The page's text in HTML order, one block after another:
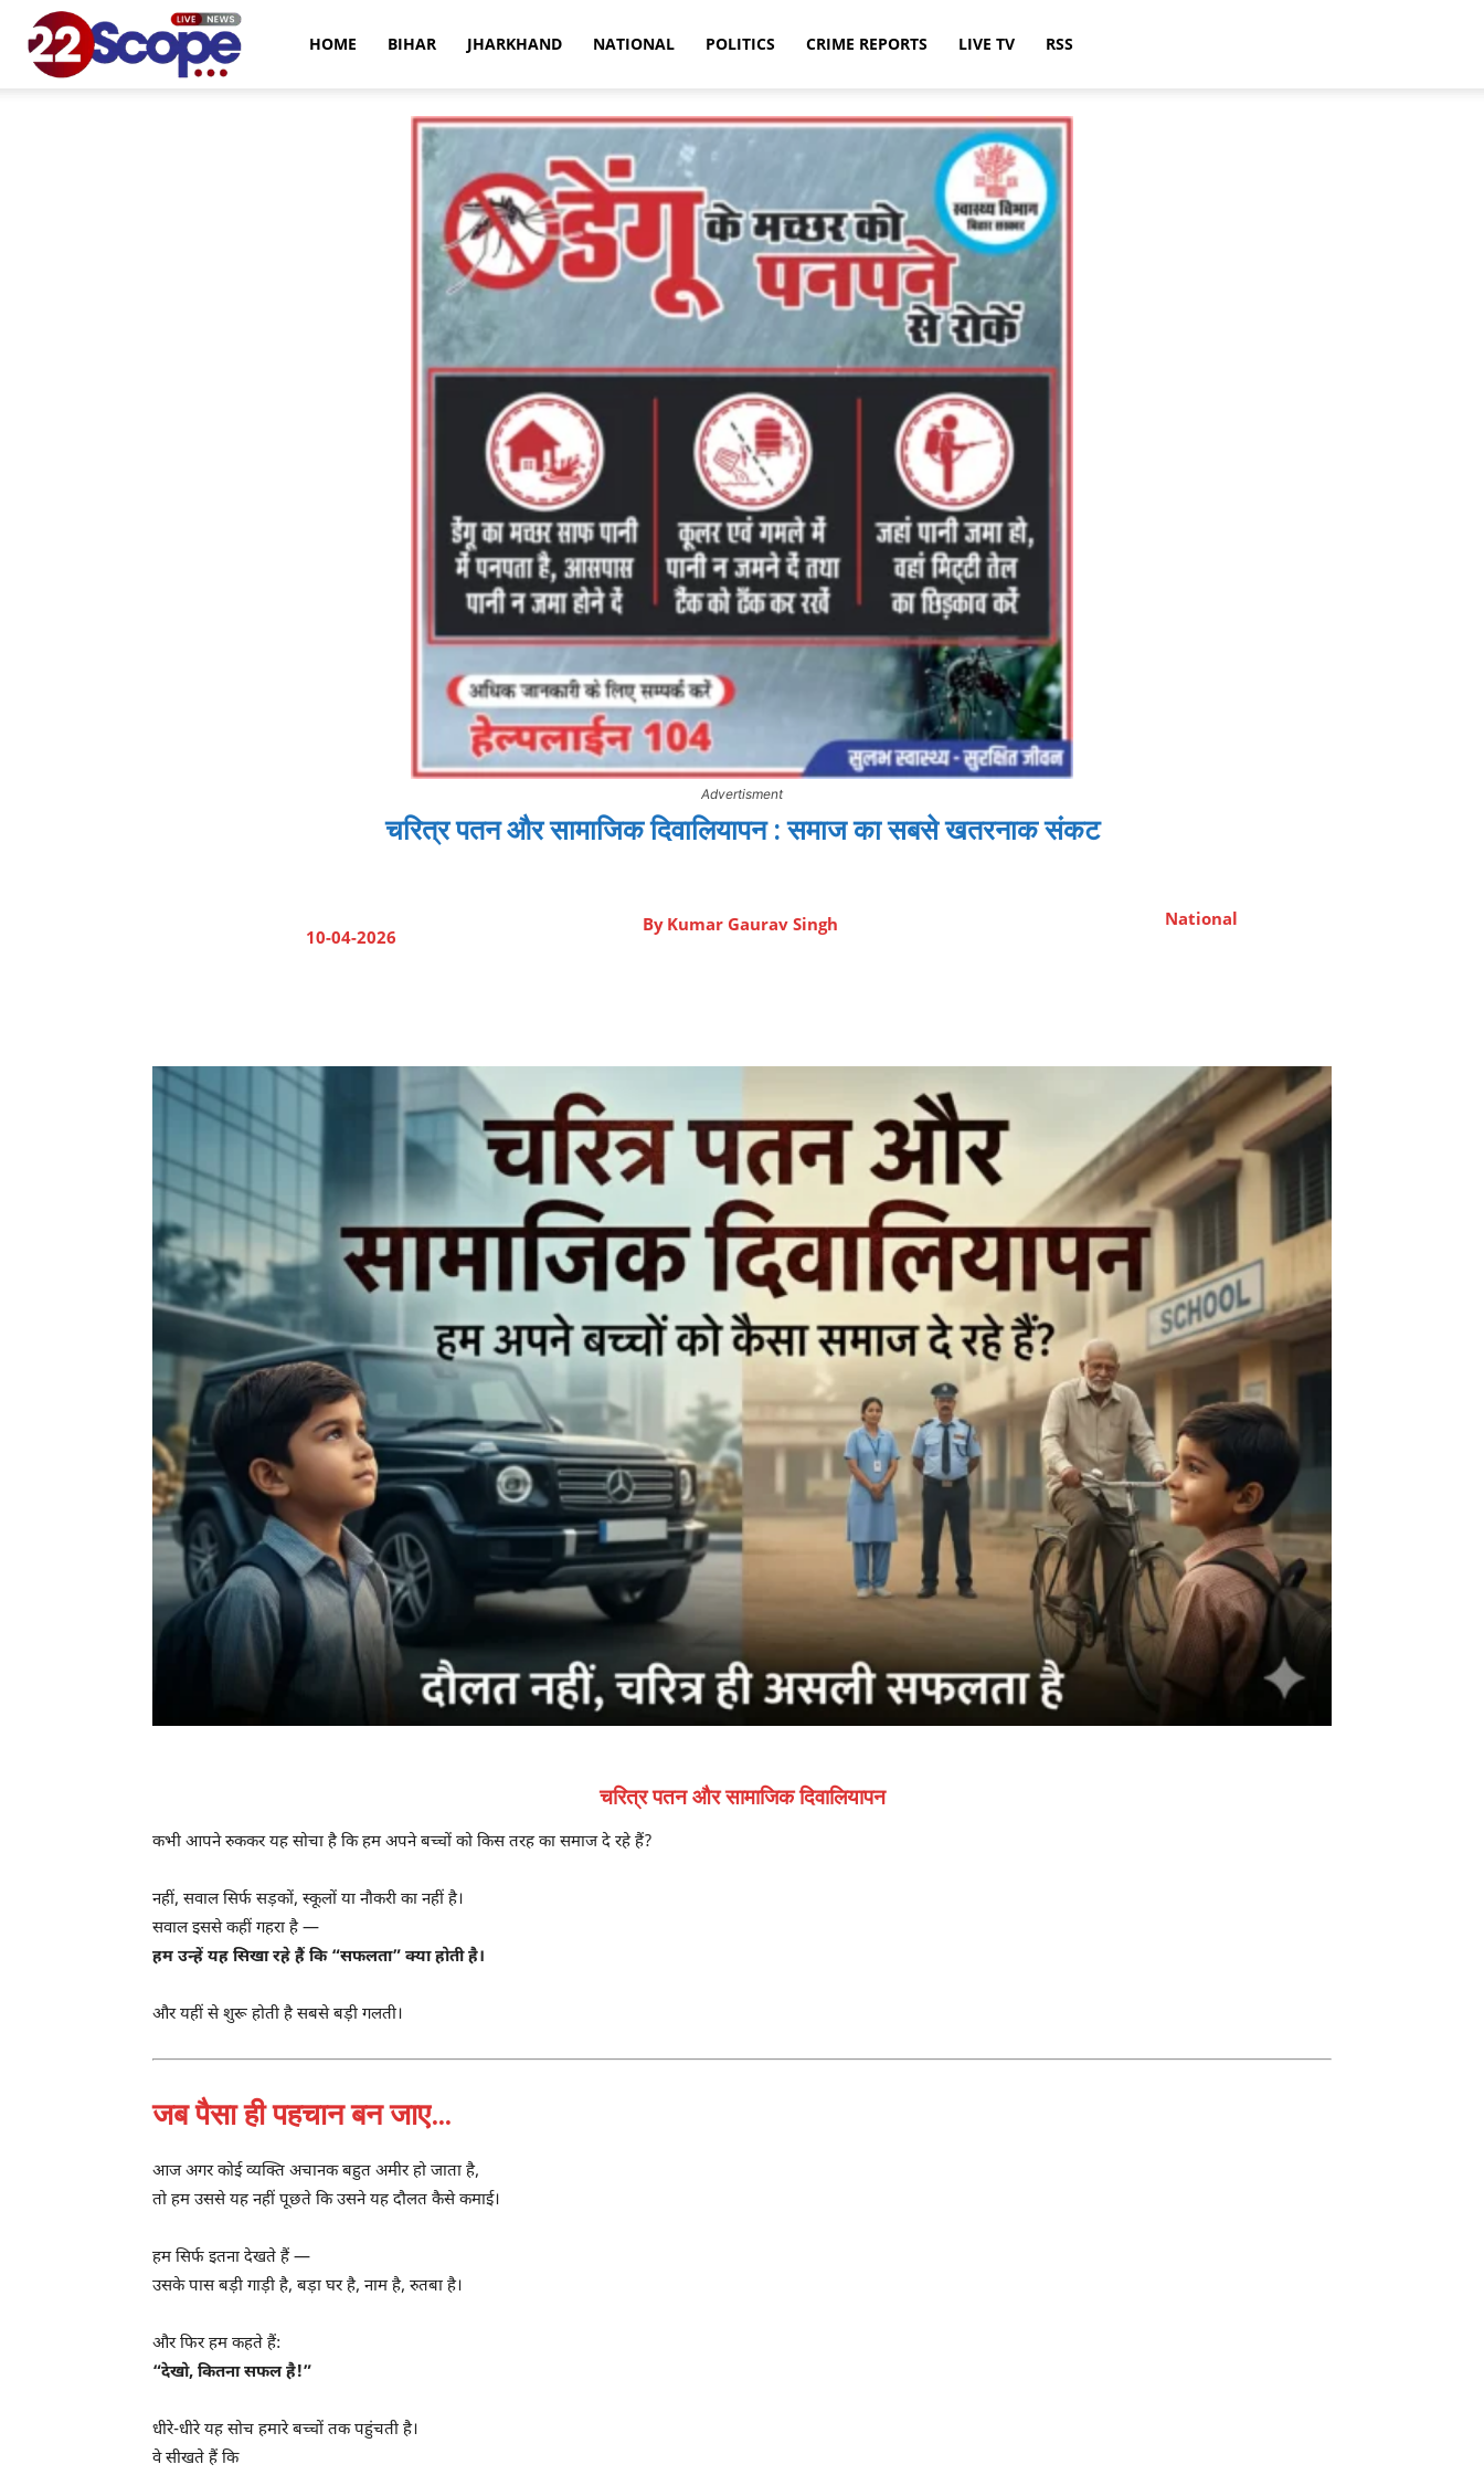
HOME BIHAR JHARKHAND NATIONAL POLITICS CRIME REPORTS LIVE TV RSS
Advertisment
चरित्र पतन और सामाजिक दिवालियापन : समाज का सबसे खतरनाक संकट
10-04-2026
By Kumar Gaurav Singh National
चरित्र पतन और सामाजिक दिवालियापन
कभी आपने रुककर यह सोचा है कि हम अपने बच्चों को किस तरह का समाज दे रहे हैं?
नहीं, सवाल सिर्फ सड़कों, स्कूलों या नौकरी का नहीं है।
सवाल इससे कहीं गहरा है —
हम उन्हें यह सिखा रहे हैं कि “सफलता” क्या होती है।
और यहीं से शुरू होती है सबसे बड़ी गलती।
जब पैसा ही पहचान बन जाए…
आज अगर कोई व्यक्ति अचानक बहुत अमीर हो जाता है,
तो हम उससे यह नहीं पूछते कि उसने यह दौलत कैसे कमाई।
हम सिर्फ इतना देखते हैं —
उसके पास बड़ी गाड़ी है, बड़ा घर है, नाम है, रुतबा है।
और फिर हम कहते हैं:
“देखो, कितना सफल है!”
धीरे-धीरे यह सोच हमारे बच्चों तक पहुंचती है।
वे सीखते हैं कि